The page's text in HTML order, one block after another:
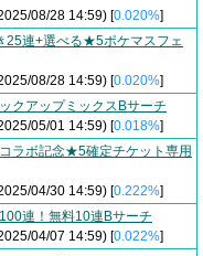
08/28 14:59) [0.020%]
25連+選べる★5ポケマスフェ
08/28 14:59) [0.020%]
クアップミックスBサーチ
05/01 14:59) [0.018%]
ラボ記念★5確定チケット専用
04/30 14:59) [0.222%]
連！無料10連Bサーチ
04/07 14:59) [0.022%]